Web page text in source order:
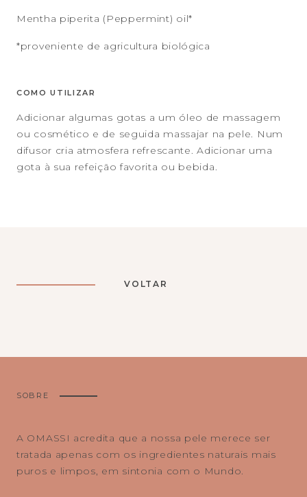
Mentha piperita (Peppermint) oil*
*proveniente de agricultura biológica
COMO UTILIZAR
Adicionar algumas gotas a um óleo de massagem
ou cosmético e de seguida massajar na pele. Num
difusor cria atmosfera refrescante. Adicionar uma
gota à sua refeição favorita ou bebida.
VOLTAR
SOBRE
A OMASSI acredita que a nossa pele merece ser
tratada apenas com os ingredientes naturais mais
puros e limpos, em sintonia com o Mundo.